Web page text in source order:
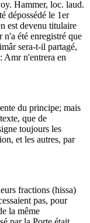
Hammer, loc. laud.
dépossédé le 1er
est devenu titulaire
n'a été enregistré que
sera-t-il partagé,
Amr n'entrera en
du principe; mais
que de
toujours les
et les autres, par
fractions (hissa)
pas, pour
la même